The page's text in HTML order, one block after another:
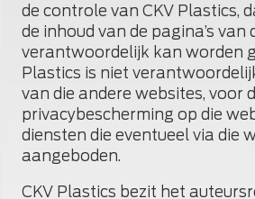
de controle van CKV Plastics,
de inhoud van de pagina’s van
verantwoordelijk kan worden
Plastics is niet
van die andere websites, voor
privacybescherming op die
diensten die eventueel via die
aangeboden.
CKV Plastics bezit het